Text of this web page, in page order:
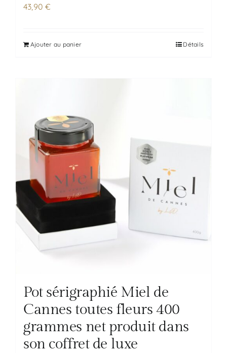
43,90€
Ajouter au panier Détails
Pot sérigraphié Miel de
Cannes toutes fleurs 400
grammes net produit dans
son coffret de luxe